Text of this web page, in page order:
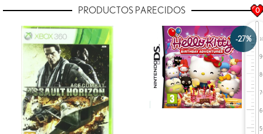
PRODUCTOS PARECIDOS
-27%
0